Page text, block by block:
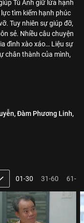
Tú Anh giữ lửa hạnh
tìm kiếm hạnh phúc
Tuy nhiên sự giúp đỡ,
sẻ. Nhiều câu chuyện
đình xào xáo… Liệu sự
chân thành của mình,
Đàm Phương Linh,
3
01-30 31-60 61-64